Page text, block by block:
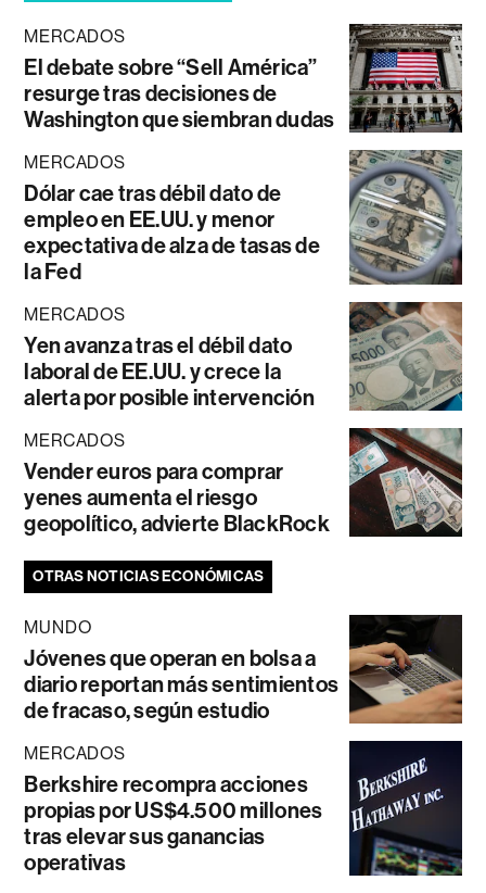
MERCADOS
El debate sobre “Sell América”
resurge tras decisiones de
Washington que siembran dudas
MERCADOS
Dólar cae tras débil dato de
empleo en EE.UU. y menor
expectativa de alza de tasas de
la Fed
MERCADOS
Yen avanza tras el débil dato
laboral de EE.UU. y crece la
alerta por posible intervención
MERCADOS
Vender euros para comprar
yenes aumenta el riesgo
geopolítico, advierte BlackRock
OTRAS NOTICIAS ECONÓMICAS
MUNDO
Jóvenes que operan en bolsa a
diario reportan más sentimientos
de fracaso, según estudio
MERCADOS
Berkshire recompra acciones
propias por US$4.500 millones
tras elevar sus ganancias
operativas